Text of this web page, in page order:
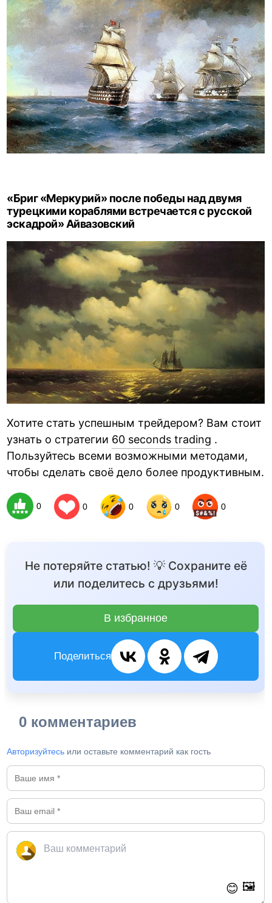
«Бриг «Меркурий» после победы над двумя
турецкими кораблями встречается с русской
эскадрой» Айвазовский
Хотите стать успешным трейдером? Вам стоит
узнать о стратегии 60 seconds trading .
Пользуйтесь всеми возможными методами,
чтобы сделать своё дело более продуктивным.
0 0 0 0 0
Не потеряйте статью! 💡 Сохраните её
или поделитесь с друзьями!
В избранное
Поделиться
0 комментариев
Авторизуйтесь или оставьте комментарий как гость
😊 🖼️